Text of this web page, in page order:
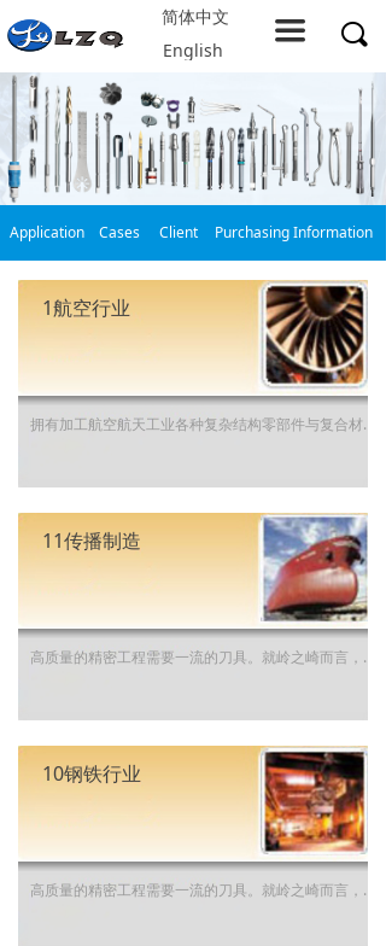
English
끠
끀
Home
About LZQ
Products
service support
Solution
Company resources
Contact us
简体中文
1航空行业
拥有加工航空航天工业各种复杂结构零部件与复合材料的综合解决方案，岭之崎是航空航天行业领先的行业伙伴。
11传播制造
高质量的精密工程需要一流的刀具。就岭之崎而言，我们了解船舶行业的各种特殊挑战，而我们的专业经验能够使您的生产在这个竞争激烈的细分市场中保持领先优势。 发现岭之崎的船舶加工解决方案。
10钢铁行业
高质量的精密工程需要一流的刀具。就岭之崎而言，我们了解钢铁行业的各种特殊挑战，而我们的专业经验能够使您的生产在这个竞争激烈的细分市场中保持领先优势。 发现岭之崎的钢铁加工解决方案。
Purchasing Information
Client
Application Cases